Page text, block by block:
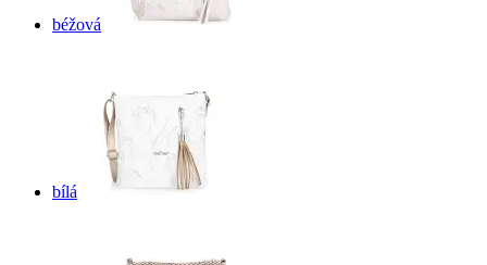
béžová
bílá